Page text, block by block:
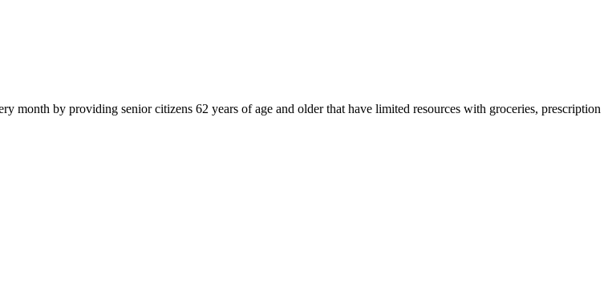
month by providing senior citizens 62 years of age and older that have limited resources with groceries, prescription